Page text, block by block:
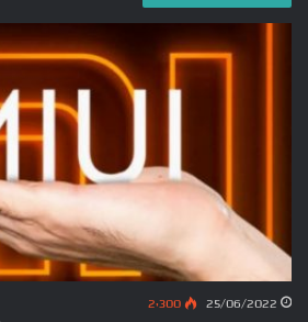
25/06/2022 2٬300